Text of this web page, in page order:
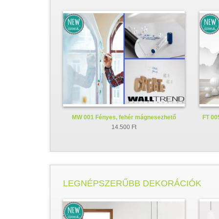
MW 001 Fényes, fehér mágnesezhető
whiteboard fólia
14.500 Ft
FT
LEGNÉPSZERŰBB DEKORÁCIÓK